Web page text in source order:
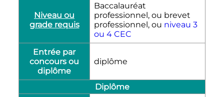
Niveau ou
grade requis
Baccalauréat
professionnel, ou brevet
professionnel, ou niveau 3
ou 4 CEC
Entrée par
concours ou
diplôme
diplôme
Diplôme